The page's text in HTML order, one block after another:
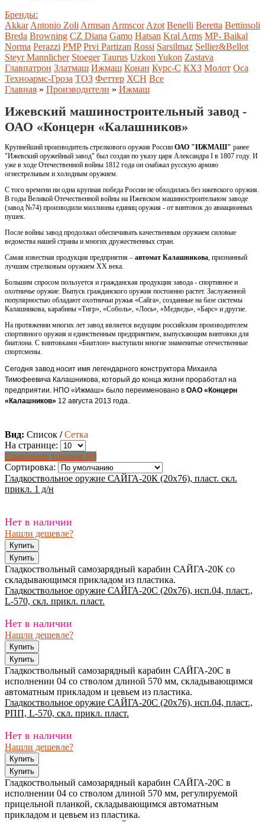
Бренды:
Akkar Antonio Zoli Armsan Armscor Azot Benelli Beretta Bettinsoli
Breda Browning CZ Diana Gamo Hatsan Kral Arms MP- Baikal
Norma Perazzi PMP Prvi Partizan Rossi Sarsilmaz Sellier&Bellot
Steyr Mannlicher Stoeger Taurus Uzkon Yukon Zastava
Главпатрон Златмаш Ижмаш Конан Курс-С КХЗ Молот Оса
Техноармс-Гроза ТОЗ Феттер ХСН Все
Главная » Производители » Ижмаш
Ижевский машиностроительный завод -
ОАО «Концерн «Калашников»
Крупнейший производитель стрелкового оружия России ОАО "ИЖМАШ" ранее
"Ижевский оружейный завод" был создан по указу царя Александра I в 1807 году. И
уже в ходе Отечественной войны 1812 года он снабжал русскую армию
огнестрельным и холодным оружием.
С того времени ни одна крупная победа России не обходилась без ижевского оружия.
В годы Великой Отечественной войны на Ижевском машиностроительном заводе
(завод №74) производили миллионы единиц оружия - от винтовок до авиационных
пушек.
После войны завод продолжал обеспечивать качественным оружием силовые
ведомства нашей страны и многих дружественных стран.
Самая известная продукция предприятия – автомат Калашникова, признанный
лучшим стрелковым оружием XX века.
Большим спросом пользуется и гражданская продукция завода - спортивное и
охотничье оружие. Выпуск гражданского оружия постоянно растет. Заслуженной
популярностью обладают охотничьи ружья «Сайга», созданные на базе системы
Калашникова, карабины «Тигр», «Соболь», «Лось», «Медведь», «Барс» и другие.
На протяжении многих лет завод является ведущим российским производителем
спортивного оружия и единственным предприятием, выпускающим винтовки для
биатлона. С винтовками «Биатлон» выступали многие знаменитые отечественные
спортсмены.
Сегодня завод носит имя легендарного конструктора Михаила
Тимофеевича Калашникова, который до конца жизни проработал на
предприятии. НПО «Ижмаш» было переименовано в ОАО «Концерн
«Калашников» 12 августа 2013 года.
Вид: Список / Сетка
На странице:
Сравнение товаров (0)
Сортировка:
Гладкоствольное оружие САЙГА-20К (20х76), пласт. скл.
прикл. 1 д/н
Нет в наличии
Нашли дешевле?
Гладкоствольный самозарядный карабин САЙГА-20К со
складывающимся прикладом из пластика.
Гладкоствольное оружие САЙГА-20С (20х76), исп.04, пласт.,
L-570, скл. прикл. пласт.
Нет в наличии
Нашли дешевле?
Гладкоствольный самозарядный карабин САЙГА-20С в
исполнении 04 со стволом длиной 570 мм, складывающимся
автоматным прикладом и цевьем из пластика.
Гладкоствольное оружие САЙГА-20С (20х76), исп.04, пласт.,
РПП, L-570, скл. прикл. пласт.
Нет в наличии
Нашли дешевле?
Гладкоствольный самозарядный карабин САЙГА-20С в
исполнении 04 со стволом длиной 570 мм, регулируемой
прицельной планкой, складывающимся автоматным
прикладом и цевьем из пластика.